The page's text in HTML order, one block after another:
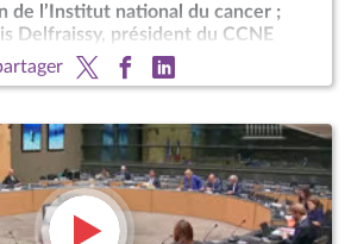
de l’Institut national du cancer ;
Delfraissy, président du CCNE